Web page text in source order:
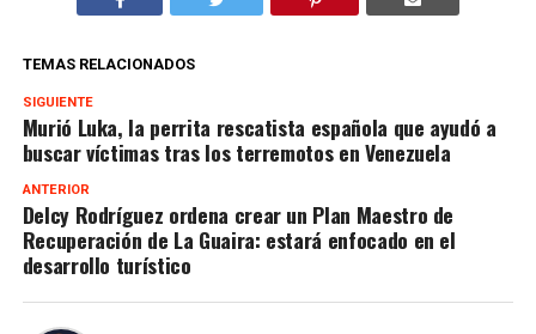
TEMAS RELACIONADOS
SIGUIENTE
Murió Luka, la perrita rescatista española que ayudó a
buscar víctimas tras los terremotos en Venezuela
ANTERIOR
Delcy Rodríguez ordena crear un Plan Maestro de
Recuperación de La Guaira: estará enfocado en el
desarrollo turístico